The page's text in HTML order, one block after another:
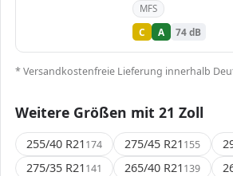
MFS
C A 74 dB
* Versandkostenfreie Lieferung innerhalb
Weitere Größen mit 21 Zoll
255/40 R21 174 275/45 R21 155
275/35 R21 141 265/40 R21 139